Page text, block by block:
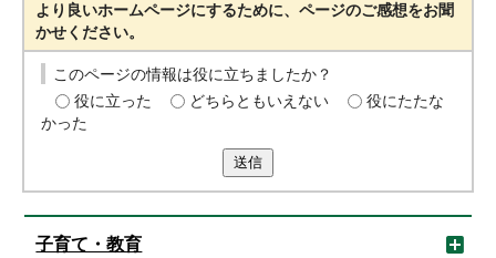
より良いホームページにするために、ページのご感想をお聞
かせください。
このページの情報は役に立ちましたか？
役に立った
どちらともいえない
役にたたな
かった
送信
子育て・教育